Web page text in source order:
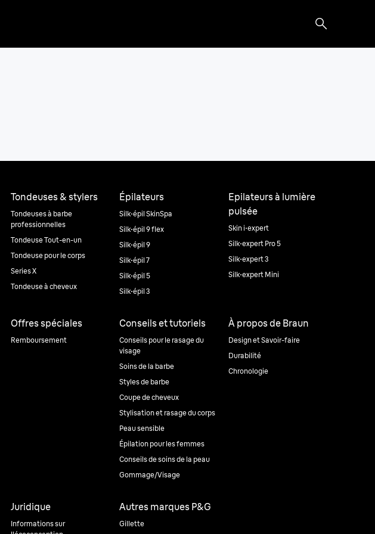
Tondeuses & stylers
Tondeuses à barbe
professionnelles
Tondeuse Tout-en-un
Tondeuse pour le corps
Series X
Tondeuse à cheveux
Épilateurs
Silk·épil SkinSpa
Silk·épil 9 flex
Silk·épil 9
Silk·épil 7
Silk·épil 5
Silk·épil 3
Epilateurs à lumière
pulsée
Skin i·expert
Silk·expert Pro 5
Silk·expert 3
Silk·expert Mini
Offres spéciales
Remboursement
Conseils et tutoriels
Conseils pour le rasage du
visage
Soins de la barbe
Styles de barbe
Coupe de cheveux
Stylisation et rasage du corps
Peau sensible
Épilation pour les femmes
Conseils de soins de la peau
Gommage/Visage
À propos de Braun
Design et Savoir-faire
Durabilité
Chronologie
Juridique
Informations sur
Autres marques P&G
Gillette